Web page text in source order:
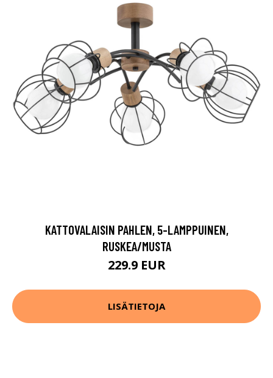
KATTOVALAISIN PAHLEN, 5-LAMPPUINEN,
RUSKEA/MUSTA
229.9 EUR
LISÄTIETOJA